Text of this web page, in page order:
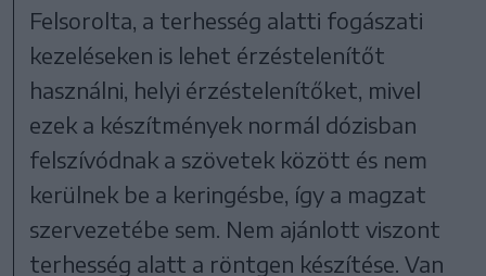
Felsorolta, a terhesség alatti fogászati
kezeléseken is lehet érzéstelenítőt
használni, helyi érzéstelenítőket, mivel
ezek a készítmények normál dózisban
felszívódnak a szövetek között és nem
kerülnek be a keringésbe, így a magzat
szervezetébe sem. Nem ajánlott viszont
terhesség alatt a röntgen készítése. Van